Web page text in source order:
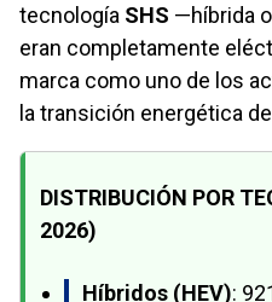
tecnología SHS —híbrida
eran completamente
marca como uno de los
la transición energética
DISTRIBUCIÓN POR
2026)
Híbridos (HEV):